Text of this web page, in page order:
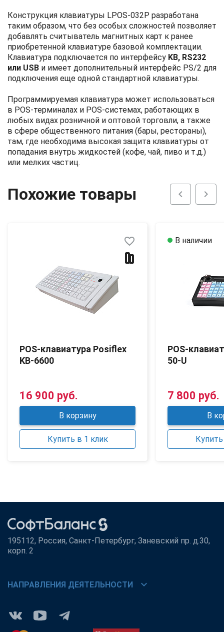
Конструкция клавиатуры LPOS-032P разработана
таким образом, что без особых сложностей позволяет
добавлять считыватель магнитных карт к ранее
приобретенной клавиатуре базовой комплектации.
Клавиатура подключается по интерфейсу KB, RS232
или USB и имеет дополнительный интерфейс PS/2 для
подключения еще одной стандартной клавиатуры.
Программируемая клавиатура может использоваться
в POS-терминалах и POS-системах, работающих в
любых видах розничной и оптовой торговли, а также
в сфере общественного питания (бары, рестораны),
там, где необходима высокая защита клавиатуры от
попадания внутрь жидкостей (кофе, чай, пиво и т.д.)
или мелких частиц.
Похожие товары chevron_left chevron_right
POS-клавиатура Posiflex
KB-6600
favorite_border
16 900 руб.
В корзину
Купить в 1 клик
POS-
50-U
7 800 руб.
В наличии
В
195112, Россия, Санкт-Петербург, Заневский пр. д.30,
корп. 2
НАПРАВЛЕНИЯ ДЕЯТЕЛЬНОСТИ chevron_right